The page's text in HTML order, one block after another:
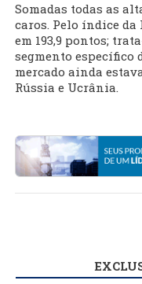
Somadas todas as
caros. Pelo índice da
em 193,9 pontos;
segmento específico
mercado ainda
Rússia e Ucrânia.